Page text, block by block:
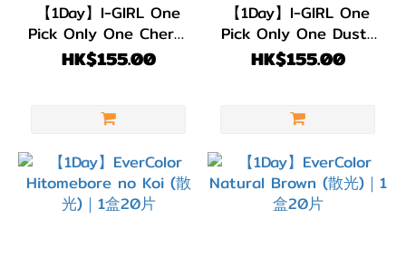
【1Day】I-GIRL One
Pick Only One Cherry
Choco 日拋 ｜1盒10片
HK$155.00
【1Day】I-GIRL One
Pick Only One Dusty
Brown 日拋 ｜1盒10片
HK$155.00